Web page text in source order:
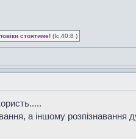
стоятиме! (Іс.40:8 )
а іншому розпізнавання